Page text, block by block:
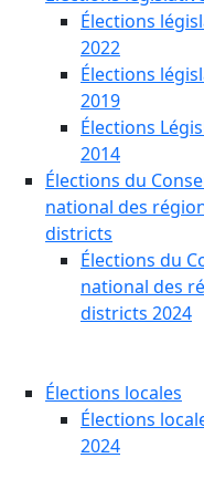
Élections
2022
Élections
2019
Élections
2014
Élections du
national des
districts
Élections du
national des
districts 2024
Élections locales
Élections
2024